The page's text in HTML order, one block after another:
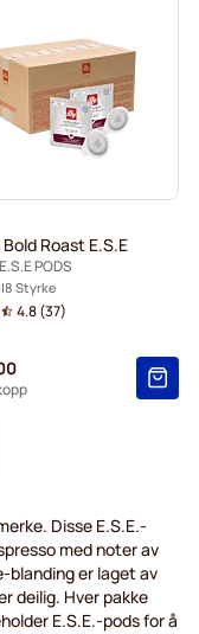
Roast E.S.E
PODS
8 Styrke
4.8(37)
Disse E.S.E.-
med noter av
blanding er laget av
deilig. Hver pakke
E.S.E.-pods for å